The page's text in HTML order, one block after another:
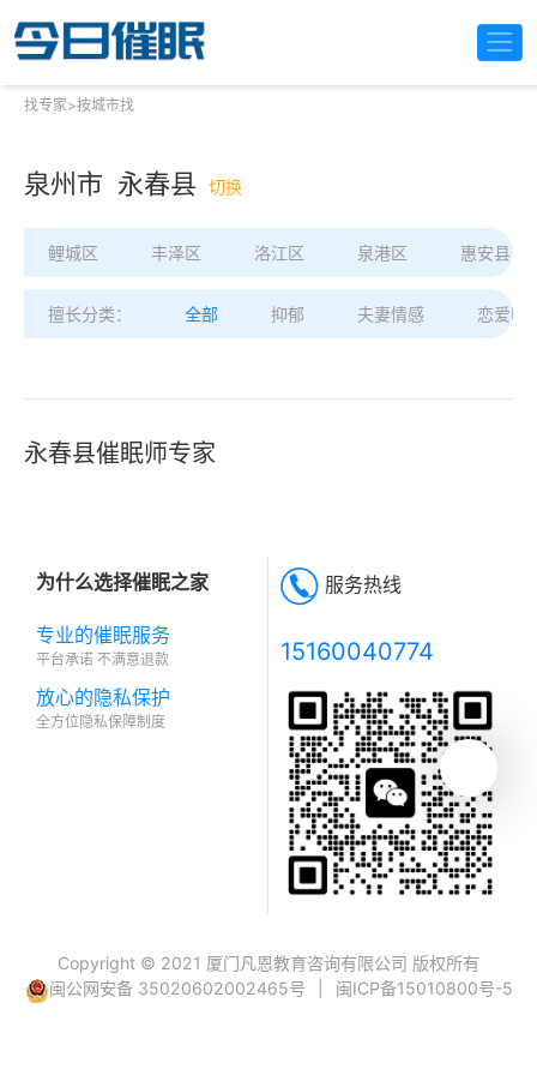
找专家>按城市找
泉州市 永春县 切换
鲤城区 丰泽区 洛江区 泉港区 惠安县
擅长分类： 全部 抑郁 夫妻情感 恋爱困
永春县催眠师专家
为什么选择催眠之家
专业的催眠服务
平台承诺 不满意退款
放心的隐私保护
全方位隐私保障制度
服务热线
15160040774
Copyright © 2021 厦门凡恩教育咨询有限公司 版权所有
闽公网安备 35020602002465号
闽ICP备15010800号-5